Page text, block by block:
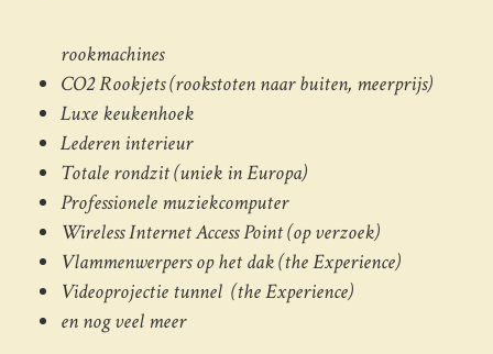
rookmachines
CO2 Rookjets (rookstoten naar buiten, meerprijs)
Luxe keukenhoek
Lederen interieur
Totale rondzit (uniek in Europa)
Professionele muziekcomputer
Wireless Internet Access Point (op verzoek)
Vlammenwerpers op het dak (the Experience)
Videoprojectie tunnel (the Experience)
en nog veel meer